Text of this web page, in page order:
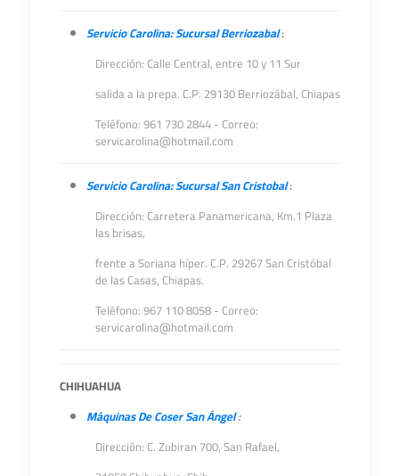
Servicio Carolina: Sucursal Berriozabal:
Dirección: Calle Central, entre 10 y 11 Sur
salida a la prepa. C.P. 29130 Berriozábal, Chiapas
Teléfono: 961 730 2844 - Correo:
servicarolina@hotmail.com
Servicio Carolina: Sucursal San Cristobal:
Dirección: Carretera Panamericana, Km.1 Plaza
las brisas,
frente a Soriana híper. C.P. 29267 San Cristóbal
de las Casas, Chiapas.
Teléfono: 967 110 8058 - Correo:
servicarolina@hotmail.com
CHIHUAHUA
Máquinas De Coser San Ángel:
Dirección: C. Zubiran 700, San Rafael,